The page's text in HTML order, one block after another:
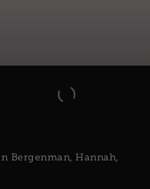
Bergenman, Hannah